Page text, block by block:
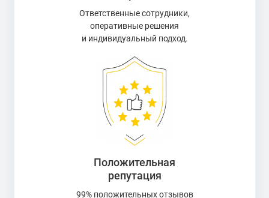
Ответственные сотрудники,
оперативные решения
и индивидуальный подход.
Положительная
репутация
99% положительных отзывов